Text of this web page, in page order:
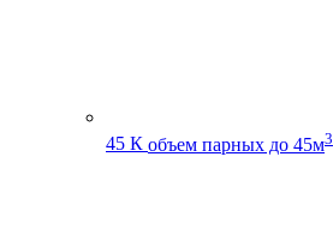
45 К объем парных до 45м3